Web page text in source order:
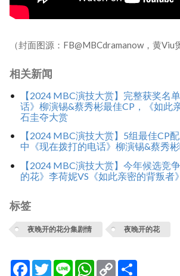
（封面图源：FB@MBCdramanow，黄Viu
相关新闻
【2024 MBC演技大赏】完整获奖名
话》柳演锡&蔡秀彬最佳CP，《如此
石圭夺大赏
【2024 MBC演技大赏】5组最佳CP
中《现在拨打的电话》柳演锡&蔡秀
【2024 MBC演技大赏】今年候选竞
的花》李荷妮VS《如此亲密的背叛者
标签
夜晚开的花分集剧情 夜晚开的花
Facebook
TwitterLine WhatsApp
Copy